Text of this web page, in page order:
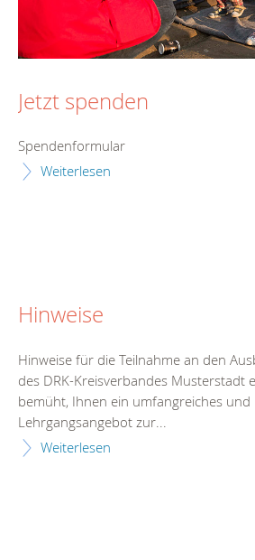
Jetzt spenden
Spendenformular
Weiterlesen
Hinweise
Hinweise für die Teilnahme an den
des DRK-Kreisverbandes Musterstadt
bemüht, Ihnen ein umfangreiches und
Lehrgangsangebot zur...
Weiterlesen